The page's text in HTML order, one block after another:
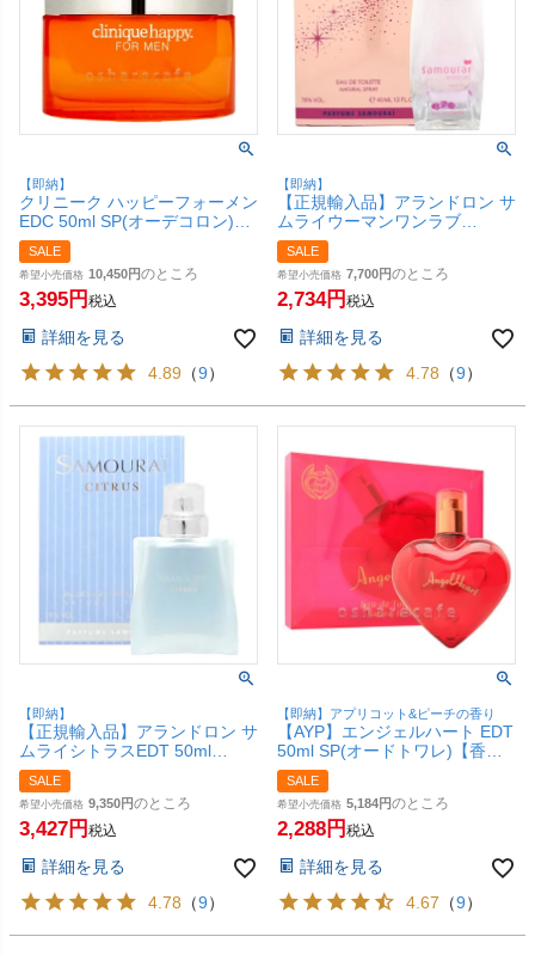
【即納】
クリニーク ハッピーフォーメン
EDC 50ml SP(オーデコロン)
【香水】【SBT】
SALE
希望小売価格 10,450 のところ
3,395 税込
詳細を見る
4.89 （9）
【即納】
【正規輸入品】アランドロン サ
ムライウーマンワンラブ
01NEWEDT 40ml SP(オードト
ワレ)(オードトワレ)【香水】
【SBT】
SALE
希望小売価格 7,700 のところ
2,734 税込
詳細を見る
4.78 （9）
【即納】
【正規輸入品】アランドロン サ
ムライシトラスEDT 50ml
SP(オードトワレ)【香水】
【SBT】
SALE
希望小売価格 9,350 のところ
3,427 税込
詳細を見る
4.78 （9）
【即納】アプリコット&ピーチの香り
【AYP】エンジェルハート EDT
50ml SP(オードトワレ)【香
水】【GTT】【SBT】
SALE
希望小売価格 5,184 のところ
2,288 税込
詳細を見る
4.67 （9）